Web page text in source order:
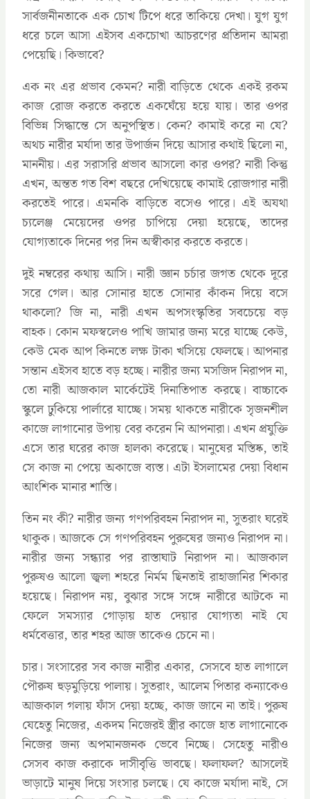
সার্বজনীনতাকে এক চোখ টিপে ধরে তাকিয়ে দেখা। যুগ যুগ
ধরে চলে আসা এইসব একচোখা আচরণের প্রতিদান আমরা
পেয়েছি। কিভাবে?
এক নং এর প্রভাব কেমন? নারী বাড়িতে থেকে একই রকম
কাজ রোজ করতে করতে একঘেঁয়ে হয়ে যায়। তার ওপর
বিভিন্ন সিদ্ধান্তে সে অনুপস্থিত। কেন? কামাই করে না যে?
অথচ নারীর মর্যাদা তার উপার্জন দিয়ে আসার কথাই ছিলো না,
মাননীয়। এর সরাসরি প্রভাব আসলো কার ওপর? নারী কিন্তু
এখন, অন্তত গত বিশ বছরে দেখিয়েছে কামাই রোজগার নারী
করতেই পারে। এমনকি বাড়িতে বসেও পারে। এই অযথা
চ্যলেঞ্জ মেয়েদের ওপর চাপিয়ে দেয়া হয়েছে, তাদের
যোগ্যতাকে দিনের পর দিন অস্বীকার করতে করতে।
দুই নম্বরের কথায় আসি। নারী জ্ঞান চর্চার জগত থেকে দূরে
সরে গেল। আর সোনার হাতে সোনার কাঁকন দিয়ে বসে
থাকলো? জি না, নারী এখন অপসংস্কৃতির সবচেয়ে বড়
বাহক। কোন মফস্বলেও পাখি জামার জন্য মরে যাচ্ছে কেউ,
কেউ মেক আপ কিনতে লক্ষ টাকা খসিয়ে ফেলছে। আপনার
সন্তান এইসব হাতে বড় হচ্ছে। নারীর জন্য মসজিদ নিরাপদ না,
তো নারী আজকাল মার্কেটেই দিনাতিপাত করছে। বাচ্চাকে
স্কুলে ঢুকিয়ে পার্লারে যাচ্ছে। সময় থাকতে নারীকে সৃজনশীল
কাজে লাগানোর উপায় বের করেন নি আপনারা। এখন প্রযুক্তি
এসে তার ঘরের কাজ হালকা করেছে। মানুষের মস্তিষ্ক, তাই
সে কাজ না পেয়ে অকাজে ব্যস্ত। এটা ইসলামের দেয়া বিধান
আংশিক মানার শাস্তি।
তিন নং কী? নারীর জন্য গণপরিবহন নিরাপদ না, সুতরাং ঘরেই
থাকুক। আজকে সে গণপরিবহন পুরুষের জন্যও নিরাপদ না।
নারীর জন্য সন্ধ্যার পর রাস্তাঘাট নিরাপদ না। আজকাল
পুরুষও আলো জ্বলা শহরে নির্মম ছিনতাই রাহাজানির শিকার
হয়েছে। নিরাপদ নয়, বুঝার সঙ্গে সঙ্গে নারীরে আটকে না
ফেলে সমস্যার গোড়ায় হাত দেয়ার যোগ্যতা নাই যে
ধর্মবেত্তার, তার শহর আজ তাকেও চেনে না।
চার। সংসারের সব কাজ নারীর একার, সেসবে হাত লাগালে
পৌরুষ হুড়মুড়িয়ে পালায়। সুতরাং, আলেম পিতার কন্যাকেও
আজকাল গলায় ফাঁস দেয়া হচ্ছে, কাজ জানে না তাই। পুরুষ
যেহেতু নিজের, একদম নিজেরই স্ত্রীর কাজে হাত লাগানোকে
নিজের জন্য অপমানজনক ভেবে নিচ্ছে। সেহেতু নারীও
সেসব কাজ করাকে দাসীবৃত্তি ভাবছে। ফলাফল? আসলেই
ভাড়াটে মানুষ দিয়ে সংসার চলছে। যে কাজে মর্যাদা নাই, সে